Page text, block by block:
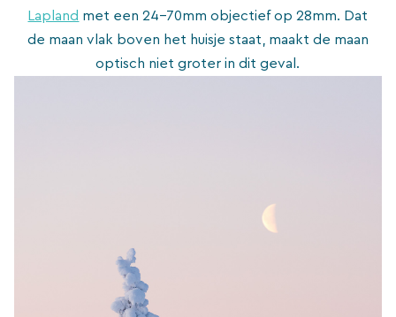
Lapland met een 24-70mm objectief op 28mm. Dat
de maan vlak boven het huisje staat, maakt de maan
optisch niet groter in dit geval.